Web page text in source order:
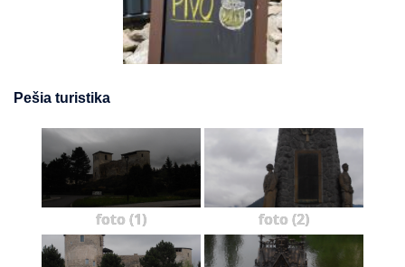
Pešia turistika
foto (1) foto (2)